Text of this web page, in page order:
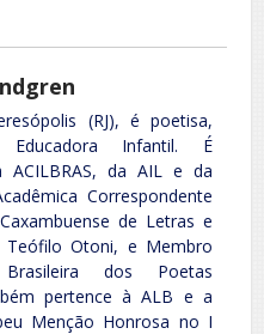
(RJ), é poetisa,
Infantil. É
ACILBRAS, da AIL e da
Correspondente
de Letras e
Otoni, e Membro
dos Poetas
pertence à ALB e a
Menção Honrosa no I